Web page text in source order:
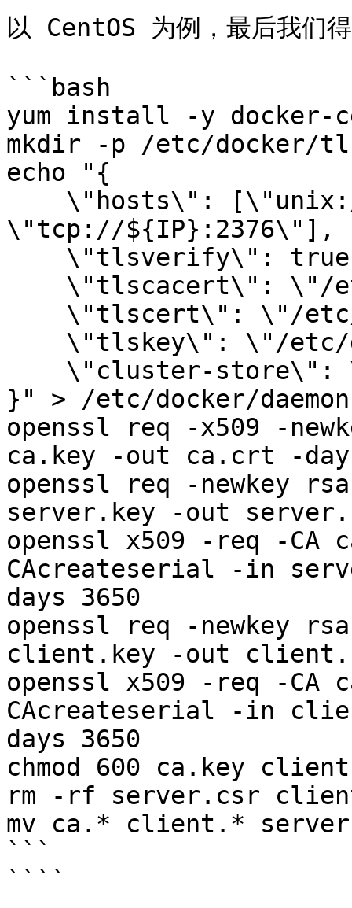
以 CentOS 为例，最后我们
```bash
yum install -y docker-
mkdir -p /etc/docker/
echo "{
\"tcp://${IP}:2376\"],
}" > /etc/docker/
openssl req -x509 -
ca.key -out ca.crt -
openssl req -newkey
server.key -out
openssl x509 -req -CA
CAcreateserial -in
days 3650
openssl req -newkey
client.key -out
openssl x509 -req -CA
CAcreateserial -in
days 3650
chmod 600 ca.key
rm -rf server.csr
mv ca.* client.*
```
````